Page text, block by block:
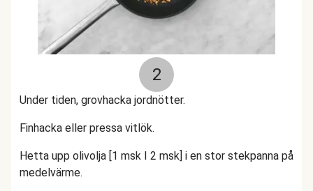
2
Under tiden, grovhacka jordnötter.
Finhacka eller pressa vitlök.
Hetta upp olivolja [1 msk I 2 msk] i en stor stekpanna på
medelvärme.